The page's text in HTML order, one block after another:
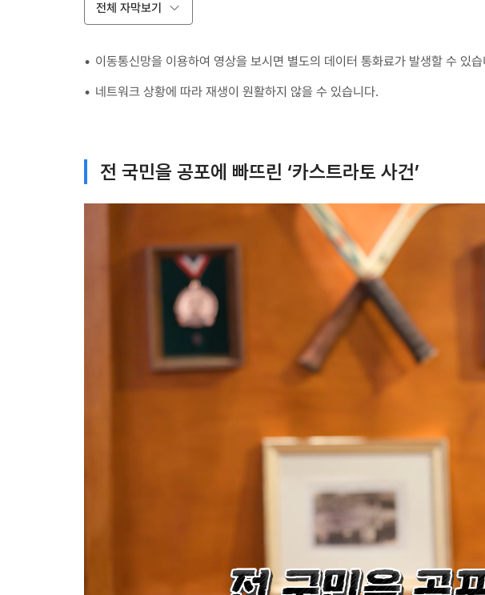
전체 자막보기
이동통신망을 이용하여 영상을 보시면 별도의 데이터 통화료가 발생할 수 있습
네트워크 상황에 따라 재생이 원활하지 않을 수 있습니다.
전 국민을 공포에 빠뜨린 ‘카스트라토 사건’